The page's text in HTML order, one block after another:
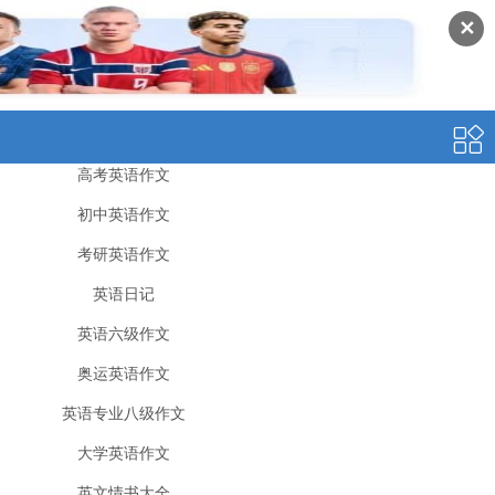
✕
高考英语作文
初中英语作文
考研英语作文
英语日记
英语六级作文
奥运英语作文
英语专业八级作文
大学英语作文